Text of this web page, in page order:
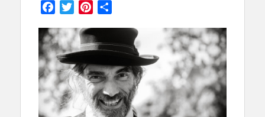
Facebook
TwitterPinterest